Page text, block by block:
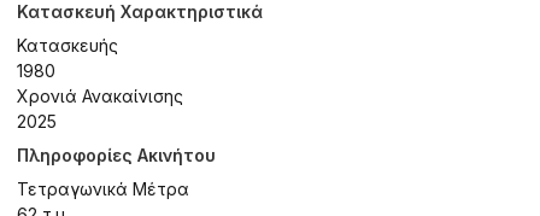
Κατασκευή Χαρακτηριστικά
Κατασκευής
1980
Χρονιά Ανακαίνισης
2025
Πληροφορίες Ακινήτου
Τετραγωνικά Μέτρα